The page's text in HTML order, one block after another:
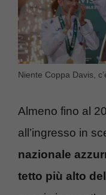
Niente Coppa Davis,
Almeno fino al
all’ingresso in
nazionale
tetto più alto